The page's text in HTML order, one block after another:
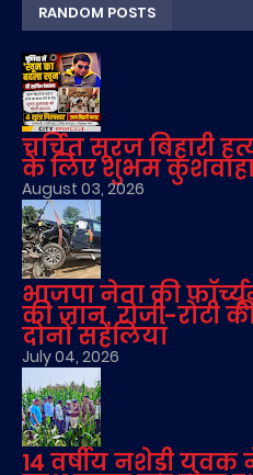
RANDOM POSTS
चर्चित सूरज बिहारी
के लिए शुभम कुशवाहा
August 03, 2026
भाजपा नेता की
की जान, रोजी-रोटी
दोनों सहेलियां
July 04, 2026
14 वर्षीय नशेड़ी युवक